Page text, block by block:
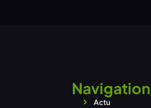
Navigation
Actu